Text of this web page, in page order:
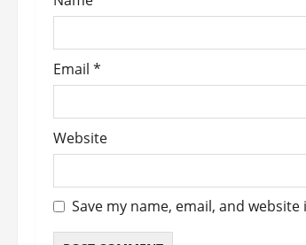
n
Email *
Website
Save my name, email, and